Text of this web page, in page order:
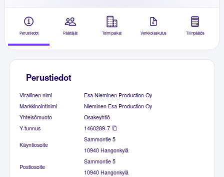
Perustiedot Päättäjät Toimipaikat Verkkolaskutus Tilinpäätös
Perustiedot
Virallinen nimi
Esa Nieminen Production Oy
Markkinointinimi
Nieminen Esa Production Oy
Yhteisömuoto
Osakeyhtiö
Y-tunnus
1460289-7
Käyntiosoite
Sammontie 5
10940 Hangonkylä
Postiosoite
Sammontie 5
10940 Hangonkylä